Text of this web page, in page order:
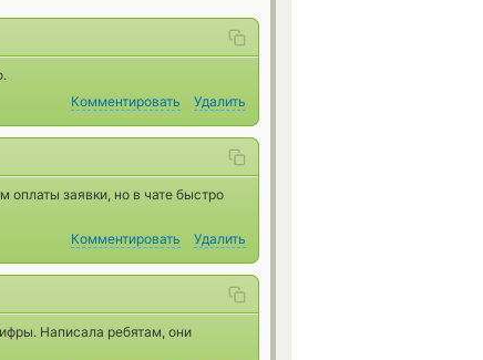
Комментировать
Удалить
заявки, но в чате быстро
Комментировать
Удалить
Написала ребятам, они